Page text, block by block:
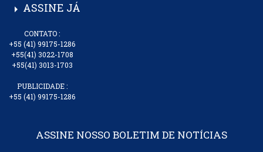
arrow_right ASSINE JÁ
CONTATO :
+55 (41) 99175-1286
+55(41) 3022-1708
+55(41) 3013-1703
PUBLICIDADE :
+55 (41) 99175-1286
ASSINE NOSSO BOLETIM DE NOTÍCIAS